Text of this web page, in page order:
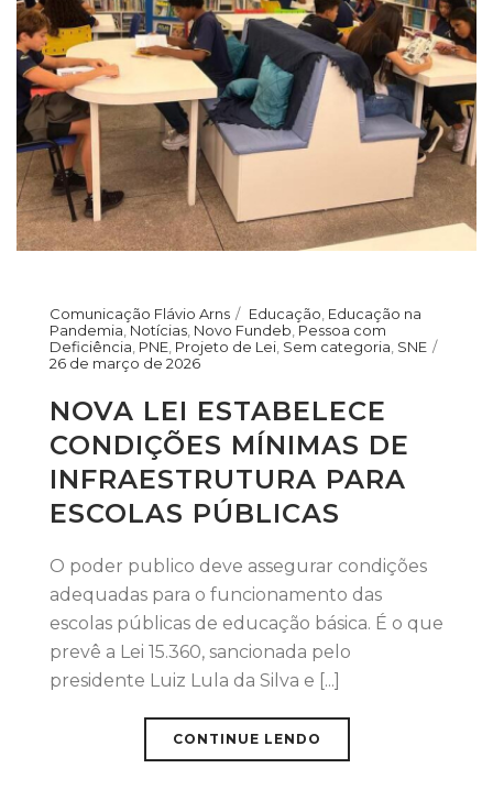
Comunicação Flávio Arns Educação Educação na
Pandemia Notícias Novo Fundeb Pessoa com
Deficiência PNE Projeto de Lei Sem categoria SNE
26 de março de 2026
NOVA LEI ESTABELECE
CONDIÇÕES MÍNIMAS DE
INFRAESTRUTURA PARA
ESCOLAS PÚBLICAS
O poder publico deve assegurar condições
adequadas para o funcionamento das
escolas públicas de educação básica. É o que
prevê a Lei 15.360, sancionada pelo
presidente Luiz Lula da Silva e [...]
CONTINUE LENDO